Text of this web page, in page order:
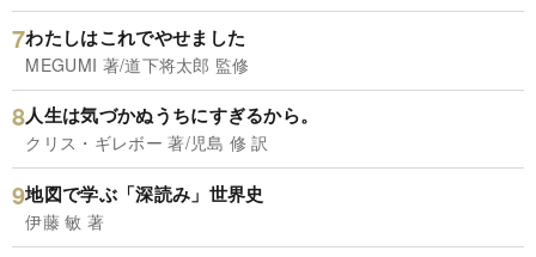
わたしはこれでやせました
MEGUMI 著/道下将太郎 監修
人生は気づかぬうちにすぎるから。
クリス・ギレボー 著/児島 修 訳
地図で学ぶ「深読み」世界史
伊藤 敏 著